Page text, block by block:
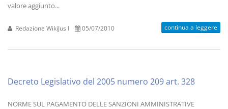
valore aggiunto...
Redazione WikiJus I 05/07/2010 continua a leggere
Decreto Legislativo del 2005 numero 209 art. 328
NORME SUL PAGAMENTO DELLE SANZIONI AMMINISTRATIVE